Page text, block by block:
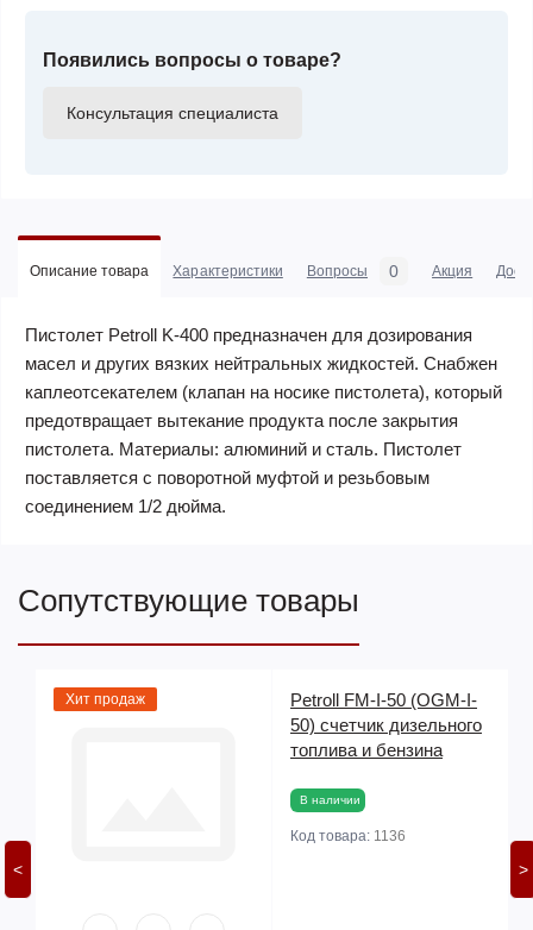
Появились вопросы о товаре?
Консультация специалиста
Описание товара Характеристики Вопросы 0 Акция
Пистолет Petroll K-400 предназначен для дозирования
масел и других вязких нейтральных жидкостей. Снабжен
каплеотсекателем (клапан на носике пистолета), который
предотвращает вытекание продукта после закрытия
пистолета. Материалы: алюминий и сталь. Пистолет
поставляется с поворотной муфтой и резьбовым
соединением 1/2 дюйма.
Сопутствующие товары
<
Хит продаж
Petroll FM-I-50 (OGM-I-
50) счетчик дизельного
топлива и бензина
В наличии
Код товара: 1136
>